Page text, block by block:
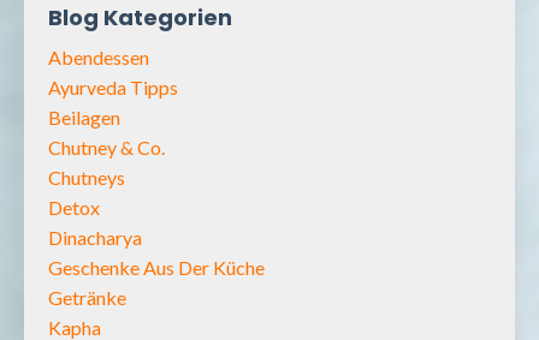
Blog Kategorien
Abendessen
Ayurveda Tipps
Beilagen
Chutney & Co.
Chutneys
Detox
Dinacharya
Geschenke Aus Der Küche
Getränke
Kapha